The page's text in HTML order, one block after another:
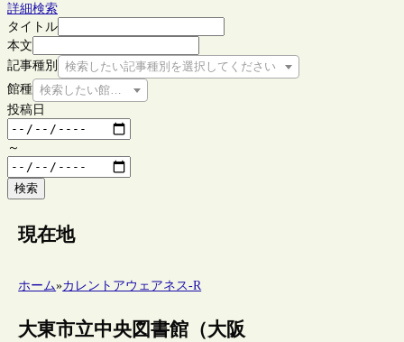
詳細検索
タイトル
本文
記事種別
検索したい記事種別を選択してください
館種 検索したい館種を選択してください
投稿日
～
検索
現在地
ホーム»カレントアウェアネス-R
大東市立中央図書館（大阪